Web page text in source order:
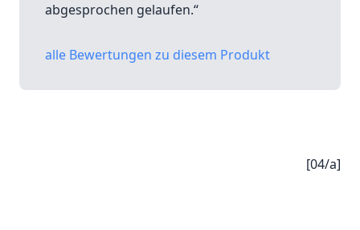
abgesprochen gelaufen.“
alle Bewertungen zu diesem Produkt
[04/a]